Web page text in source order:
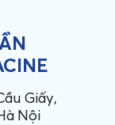
Giấy,
Nội